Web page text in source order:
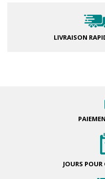
LIVRAISON
JOURS POUR